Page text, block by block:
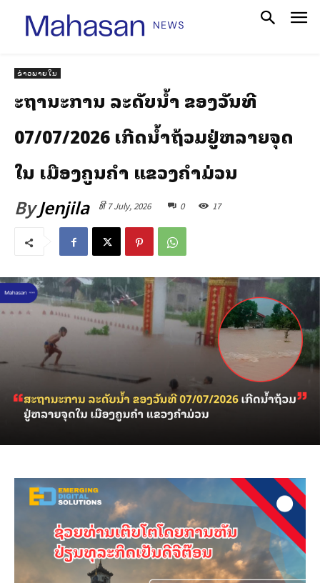
ຂ່າວພາຍໃນ
ສະຖານະການ ລະດັບນ້ຳ ຂອງວັນທີ
07/07/2026 ເກີດນ້ຳຖ້ວມຢູ່ຫລາຍຈຸດ
ໃນ ເມືອງຄູນຄຳ ແຂວງຄຳມ່ວນ
ByJenjila ທີ 7 July, 2026 0 17